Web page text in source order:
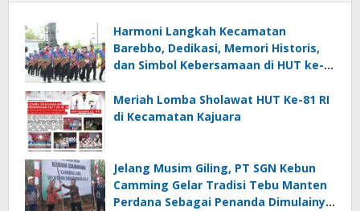
Harmoni Langkah Kecamatan
Barebbo, Dedikasi, Memori Historis,
dan Simbol Kebersamaan di HUT ke-
Meriah Lomba Sholawat HUT Ke-81 RI
di Kecamatan Kajuara
Jelang Musim Giling, PT SGN Kebun
Camming Gelar Tradisi Tebu Manten
Perdana Sebagai Penanda Dimulainya